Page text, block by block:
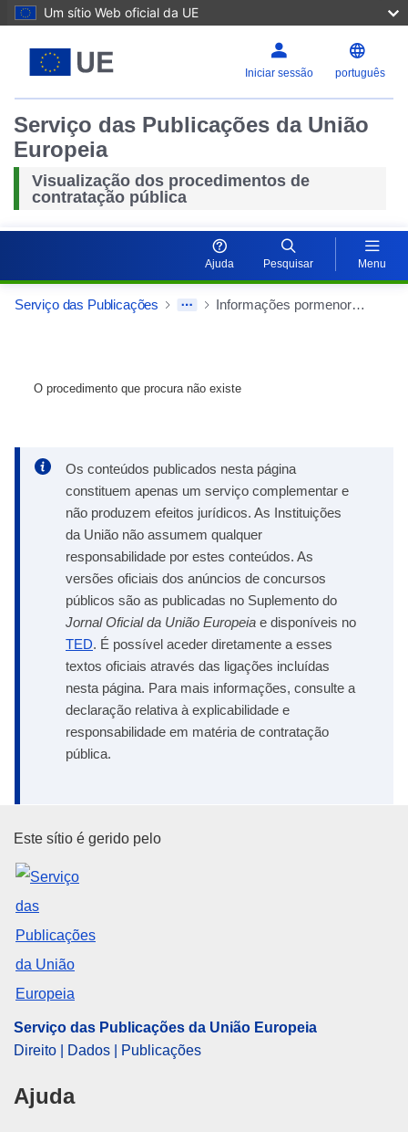
Um sítio Web oficial da UE
Iniciar sessão português
Serviço das Publicações da União
Europeia
Visualização dos procedimentos de
contratação pública
Ajuda Pesquisar Menu
Serviço das Publicações Informações pormenorizadas sobre o contrato público
O procedimento que procura não existe
Os conteúdos publicados nesta página
constituem apenas um serviço complementar e
não produzem efeitos jurídicos. As Instituições
da União não assumem qualquer
responsabilidade por estes conteúdos. As
versões oficiais dos anúncios de concursos
públicos são as publicadas no Suplemento do
Jornal Oficial da União Europeia e disponíveis no
TED. É possível aceder diretamente a esses
textos oficiais através das ligações incluídas
nesta página. Para mais informações, consulte a
declaração relativa à explicabilidade e
responsabilidade em matéria de contratação
pública.
Serviço das Publicações da
Este sítio é gerido pelo
Serviço das Publicações da União Europeia
Direito | Dados | Publicações
Ajuda